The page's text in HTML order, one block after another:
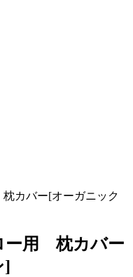
カバー[オーガニック
ー用 枕カバー